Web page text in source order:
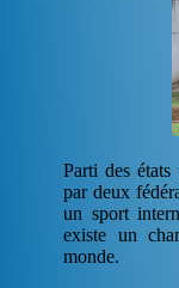
Parti des états
par deux
un sport
existe un
monde.